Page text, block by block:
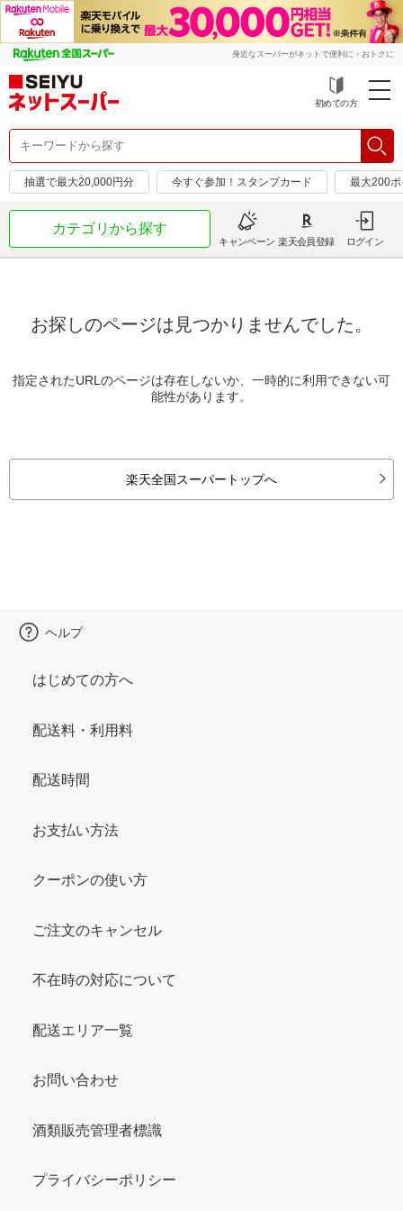
身近なスーパーがネットで便利に・おトクに
初めての方
抽選で最大20,000円分 今すぐ参加！スタンプカード 最大200
カテゴリから探す
キャンペーン 楽天会員登録 ログイン
お探しのページは見つかりませんでした。
指定されたURLのページは存在しないか、一時的に利用できない可
能性があります。
楽天全国スーパートップへ
ヘルプ
はじめての方へ
配送料・利用料
配送時間
お支払い方法
クーポンの使い方
ご注文のキャンセル
不在時の対応について
配送エリア一覧
お問い合わせ
酒類販売管理者標識
プライバシーポリシー